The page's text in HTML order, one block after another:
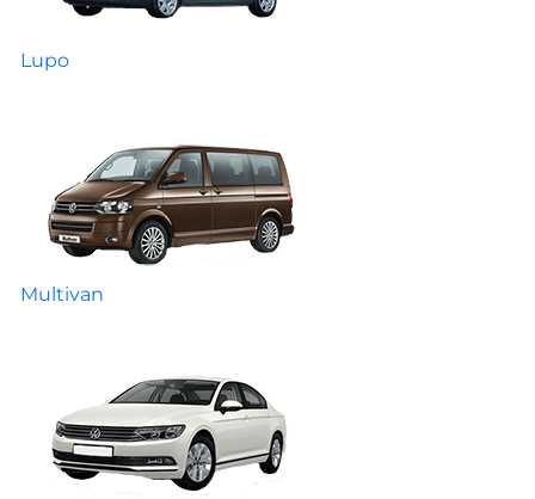
Lupo
Multivan